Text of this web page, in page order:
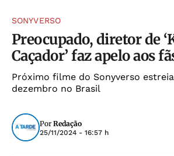
SONYVERSO
Preocupado, diretor de
Caçador’ faz apelo aos
Próximo filme do Sonyverso
dezembro no Brasil
Por Redação
25/11/2024 - 16:57 h